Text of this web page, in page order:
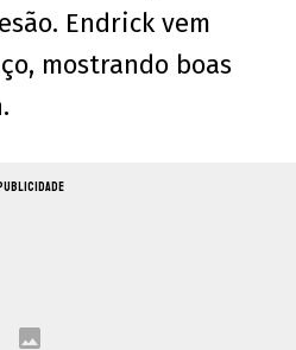
Endrick vem
mostrando boas